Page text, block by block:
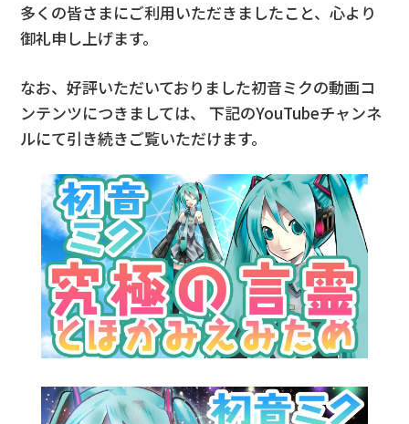
多くの皆さまにご利用いただきましたこと、心より
御礼申し上げます。
なお、好評いただいておりました初音ミクの動画コ
ンテンツにつきましては、
下記のYouTubeチャンネ
ルにて引き続きご覧いただけます。